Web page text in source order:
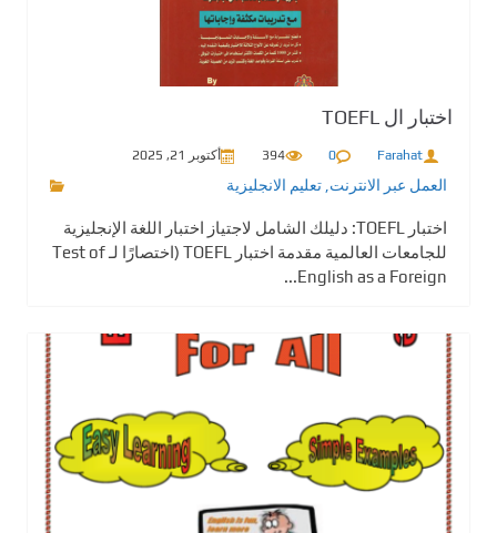
اختبار ال TOEFL
Farahat
0
394 أكتوبر 21, 2025
العمل عبر الانترنت تعليم الانجليزية
اختبار TOEFL: دليلك الشامل لاجتياز اختبار اللغة الإنجليزية
للجامعات العالمية مقدمة اختبار TOEFL (اختصارًا لـ Test of
English as a Foreign...